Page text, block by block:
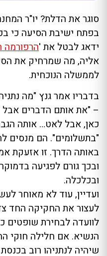
סוגר את הדלת? יו"ר
בפתח ישיבת הסיעה כי
ידאג לבטל את '
אליה, מה שמרחיק את
לממשלה הנוכחית.
בדבריו אמר גנץ "מה
– "את אותם הדברים
כאן, אבל לאט… אותה
"בתשלומים". הם מנסים
באותה הדרך. זו אזעקת
ובכך גורם לפגיעה
ובכלכלה.
ועדיין, עוד לא מאוחר
לעצור את החקיקה החד
לוועדה לבחירת שופטים
הנשיא. אם חלילה חוקי
שיהיה לנתניהו רוב